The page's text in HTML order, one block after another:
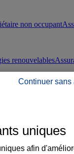
non occupant
renouvelables
Continuer sans
uniques
afin